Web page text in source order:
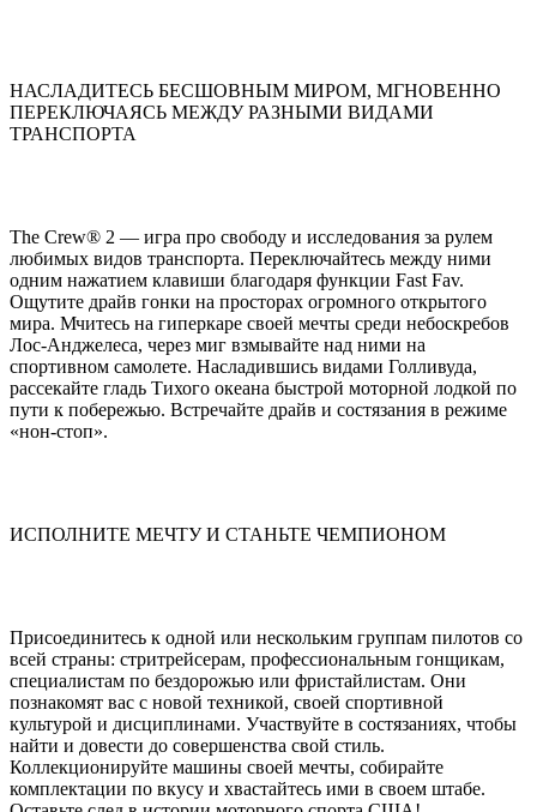
НАСЛАДИТЕСЬ БЕСШОВНЫМ МИРОМ, МГНОВЕННО
ПЕРЕКЛЮЧАЯСЬ МЕЖДУ РАЗНЫМИ ВИДАМИ
ТРАНСПОРТА
The Crew® 2 — игра про свободу и исследования за рулем
любимых видов транспорта. Переключайтесь между ними
одним нажатием клавиши благодаря функции Fast Fav.
Ощутите драйв гонки на просторах огромного открытого
мира. Мчитесь на гиперкаре своей мечты среди небоскребов
Лос-Анджелеса, через миг взмывайте над ними на
спортивном самолете. Насладившись видами Голливуда,
рассекайте гладь Тихого океана быстрой моторной лодкой по
пути к побережью. Встречайте драйв и состязания в режиме
«нон-стоп».
ИСПОЛНИТЕ МЕЧТУ И СТАНЬТЕ ЧЕМПИОНОМ
Присоединитесь к одной или нескольким группам пилотов со
всей страны: стритрейсерам, профессиональным гонщикам,
специалистам по бездорожью или фристайлистам. Они
познакомят вас с новой техникой, своей спортивной
культурой и дисциплинами. Участвуйте в состязаниях, чтобы
найти и довести до совершенства свой стиль.
Коллекционируйте машины своей мечты, собирайте
комплектации по вкусу и хвастайтесь ими в своем штабе.